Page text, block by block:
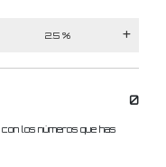
0
los números que has